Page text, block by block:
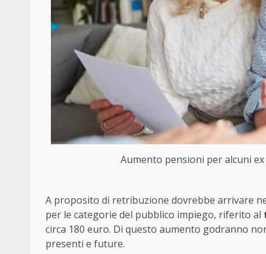
Aumento pensioni per alcuni
A proposito di retribuzione dovrebbe arrivare
per le categorie del pubblico impiego, riferito al
circa 180 euro. Di questo aumento godranno
presenti e future.